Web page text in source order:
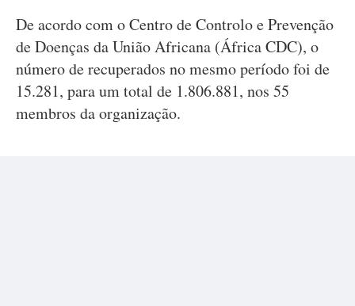
De acordo com o Centro de Controlo e Prevenção
de Doenças da União Africana (África CDC), o
número de recuperados no mesmo período foi de
15.281, para um total de 1.806.881, nos 55
membros da organização.